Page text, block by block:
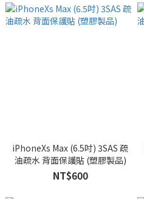
iPhoneXs Max (6.5吋) 3SAS 疏
油疏水 背面保護貼 (塑膠製品)
NT$600